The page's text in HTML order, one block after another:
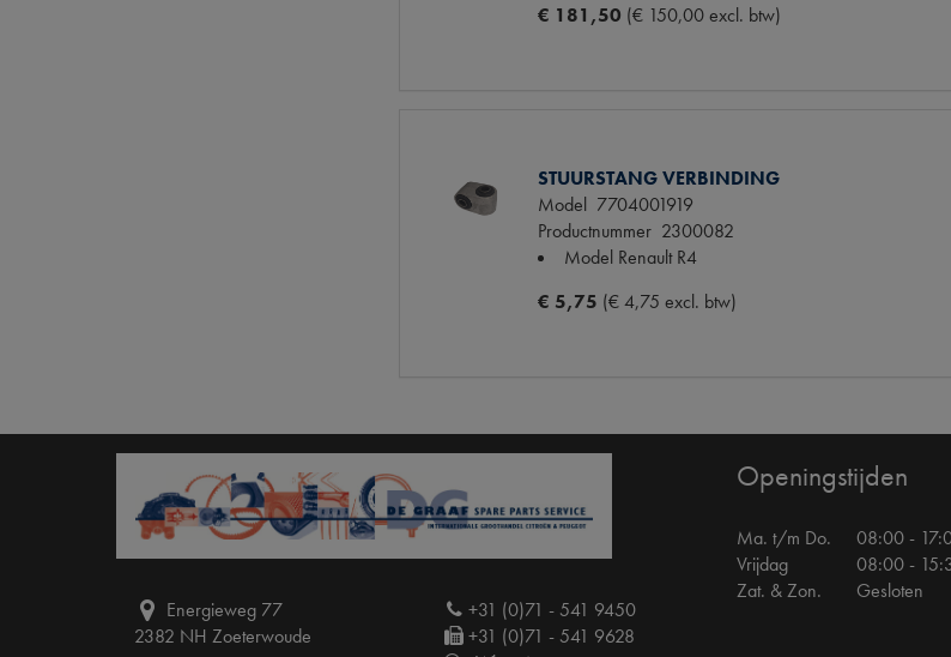
€ 181,50 (€ 150,00 excl. btw)
STUURSTANG VERBINDING
Model 7704001919
Productnummer 2300082
Model Renault R4
€ 5,75 (€ 4,75 excl. btw)
Energieweg 77
2382 NH Zoeterwoude
+31 (0)71 - 541 9450
+31 (0)71 - 541 9628
Openingstijden
Ma. t/m Do.
08:00 -
Vrijdag
08:00 -
Zat. & Zon.
Gesloten